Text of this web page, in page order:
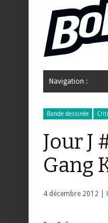
Navigation :
Bande dessinée
Jour J
Gang
4 décembre 2012 |